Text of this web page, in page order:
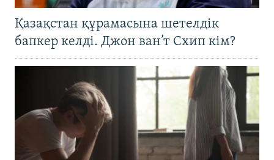
Қазақстан құрамасына шетелдік
бапкер келді. Джон ван’т Схип кім?